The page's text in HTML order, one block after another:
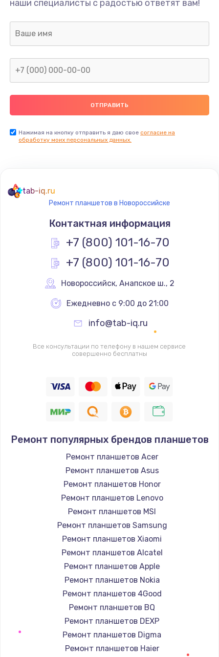
Заказать
Замена сканера отпечатка
Заказать
Замена разъема SIM
Заказать
390 руб.
Заказать
Замена передней камеры
Заказать
Замена микросхемы
690 руб.
Заказать
Замена кнопок громкости
Защита гидрогелевой пленкой
1290 руб.
Замена вебкамеры
1495 руб.
Установка драйверов
1000 руб.
Замена жесткого диска
наши специалисты с радостью ответят вам!
Нажимая на кнопку отправить я даю свое согласие на
обработку моих персональных данных.
tab-iq.ru
Ремонт планшетов в Новороссийске
Контактная информация
+7 (800) 101-16-70
+7 (800) 101-16-70
Новороссийск, Анапское ш., 2
Ежедневно с 9:00 до 21:00
info@tab-iq.ru
Все консультации по телефону в нашем сервисе
совершенно бесплатны
Ремонт популярных брендов планшетов
Ремонт планшетов Acer
Ремонт планшетов Asus
Ремонт планшетов Honor
Ремонт планшетов Lenovo
Ремонт планшетов MSI
Ремонт планшетов Samsung
Ремонт планшетов Xiaomi
Ремонт планшетов Alcatel
Ремонт планшетов Apple
Ремонт планшетов Nokia
Ремонт планшетов 4Good
Ремонт планшетов BQ
Ремонт планшетов DEXP
Ремонт планшетов Digma
Ремонт планшетов Haier